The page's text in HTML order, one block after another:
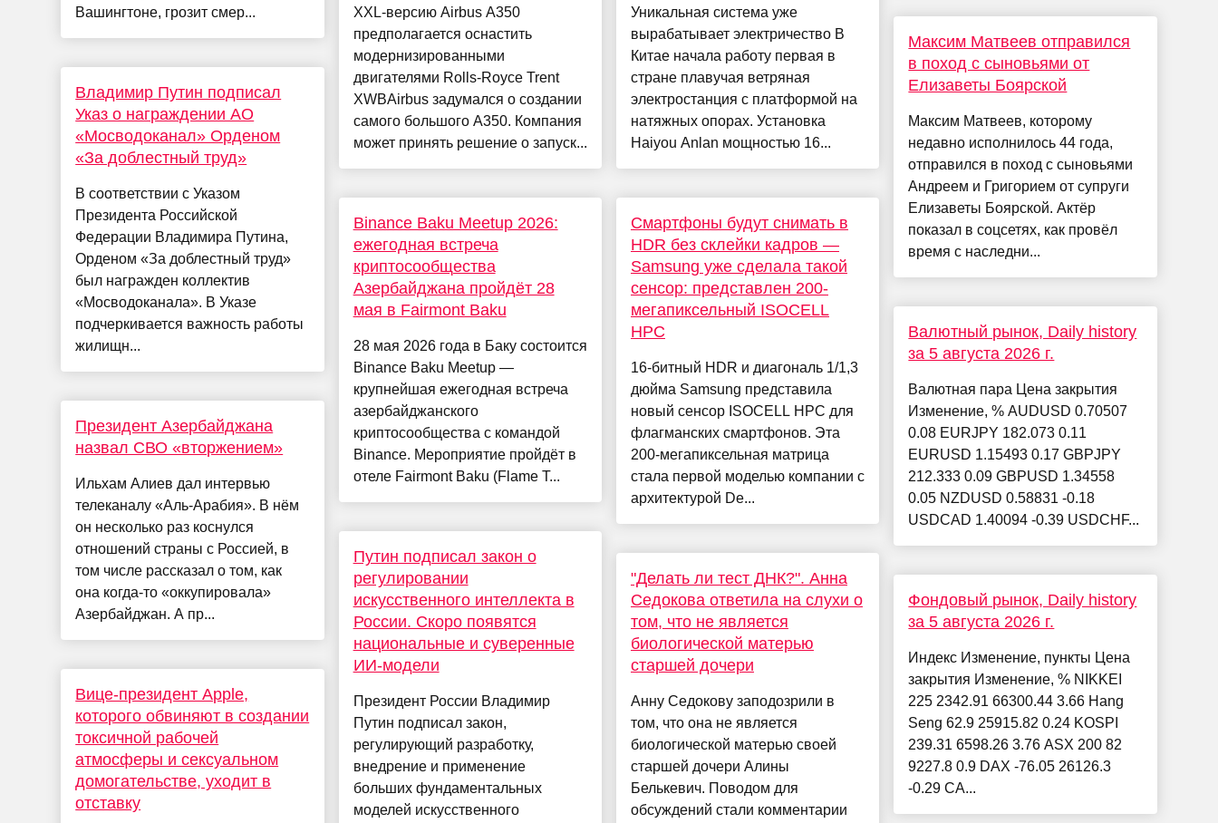
Вашингтоне, грозит смер...
Владимир Путин подписал
Указ о награждении АО
«Мосводоканал» Орденом
«За доблестный труд»
В соответствии с Указом
Президента Российской
Федерации Владимира Путина,
Орденом «За доблестный труд»
был награжден коллектив
«Мосводоканала». В Указе
подчеркивается важность работы
жилищн...
Президент Азербайджана
назвал СВО «вторжением»
Ильхам Алиев дал интервью
телеканалу «Аль-Арабия». В нём
он несколько раз коснулся
отношений страны с Россией, в
том числе рассказал о том, как
она когда-то «оккупировала»
Азербайджан. А пр...
Вице-президент Apple,
которого обвиняют в создании
токсичной рабочей
атмосферы и сексуальном
домогательстве, уходит в
отставку
XXL-версию Airbus A350
предполагается оснастить
модернизированными
двигателями Rolls-Royce Trent
XWBAirbus задумался о создании
самого большого A350. Компания
может принять решение о запуск...
Binance Baku Meetup 2026:
ежегодная встреча
криптосообщества
Азербайджана пройдёт 28
мая в Fairmont Baku
28 мая 2026 года в Баку состоится
Binance Baku Meetup —
крупнейшая ежегодная встреча
азербайджанского
криптосообщества с командой
Binance. Мероприятие пройдёт в
отеле Fairmont Baku (Flame T...
Путин подписал закон о
регулировании
искусственного интеллекта в
России. Скоро появятся
национальные и суверенные
ИИ-модели
Президент России Владимир
Путин подписал закон,
регулирующий разработку,
внедрение и применение
больших фундаментальных
моделей искусственного
Уникальная система уже
вырабатывает электричество В
Китае начала работу первая в
стране плавучая ветряная
электростанция с платформой на
натяжных опорах. Установка
Haiyou Anlan мощностью 16...
Смартфоны будут снимать в
HDR без склейки кадров —
Samsung уже сделала такой
сенсор: представлен 200-
мегапиксельный ISOCELL
HPC
16-битный HDR и диагональ 1/1,3
дюйма Samsung представила
новый сенсор ISOCELL HPC для
флагманских смартфонов. Эта
200-мегапиксельная матрица
стала первой моделью компании с
архитектурой De...
"Делать ли тест ДНК?". Анна
Седокова ответила на слухи о
том, что не является
биологической матерью
старшей дочери
Анну Седокову заподозрили в
том, что она не является
биологической матерью своей
старшей дочери Алины
Белькевич. Поводом для
обсуждений стали комментарии
Максим Матвеев отправился
в поход с сыновьями от
Елизаветы Боярской
Максим Матвеев, которому
недавно исполнилось 44 года,
отправился в поход с сыновьями
Андреем и Григорием от супруги
Елизаветы Боярской. Актёр
показал в соцсетях, как провёл
время с наследни...
Валютный рынок, Daily history
за 5 августа 2026 г.
Валютная пара Цена закрытия
Изменение, % AUDUSD 0.70507
0.08 EURJPY 182.073 0.11
EURUSD 1.15493 0.17 GBPJPY
212.333 0.09 GBPUSD 1.34558
0.05 NZDUSD 0.58831 -0.18
USDCAD 1.40094 -0.39 USDCHF...
Фондовый рынок, Daily history
за 5 августа 2026 г.
Индекс Изменение, пункты Цена
закрытия Изменение, % NIKKEI
225 2342.91 66300.44 3.66 Hang
Seng 62.9 25915.82 0.24 KOSPI
239.31 6598.26 3.76 ASX 200 82
9227.8 0.9 DAX -76.05 26126.3
-0.29 CA...